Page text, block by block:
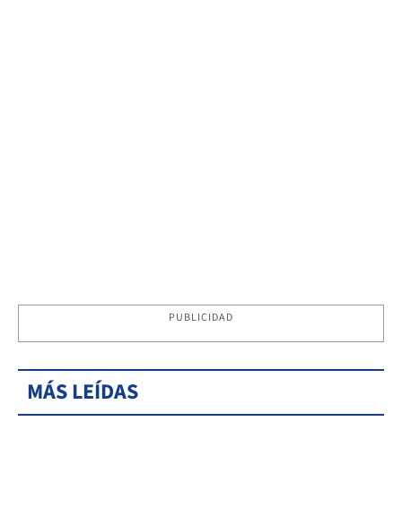
PUBLICIDAD
MÁS LEÍDAS